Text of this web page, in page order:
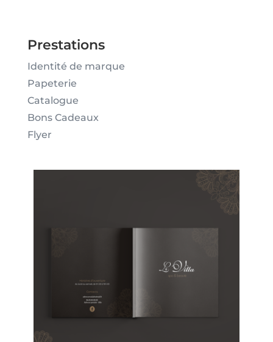
Prestations
Identité de marque
Papeterie
Catalogue
Bons Cadeaux
Flyer